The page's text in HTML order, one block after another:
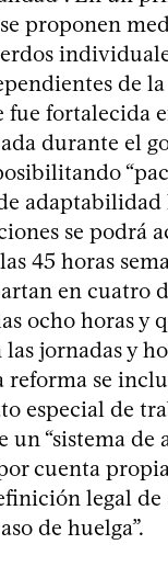
proponen
de
fue fortalecida
durante el
adaptabilidad
se podrá
45 horas
en cuatro
ocho horas y
jornadas y
reforma se
especial de
un “sistema de
cuenta
legal de
de huelga”.